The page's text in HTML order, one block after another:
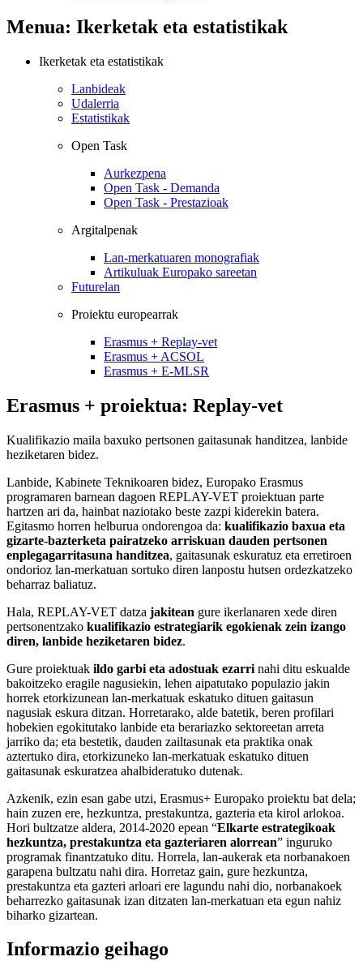
Menua: Ikerketak eta estatistikak
Ikerketak eta estatistikak
Lanbideak
Udalerria
Estatistikak
Open Task
Aurkezpena
Open Task - Demanda
Open Task - Prestazioak
Argitalpenak
Lan-merkatuaren monografiak
Artikuluak Europako sareetan
Futurelan
Proiektu europearrak
Erasmus + Replay-vet
Erasmus + ACSOL
Erasmus + E-MLSR
Erasmus + proiektua: Replay-vet
Kualifikazio maila baxuko pertsonen gaitasunak handitzea, lanbide
heziketaren bidez.
Lanbide, Kabinete Teknikoaren bidez, Europako Erasmus
programaren barnean dagoen REPLAY-VET proiektuan parte
hartzen ari da, hainbat naziotako beste zazpi kiderekin batera.
Egitasmo horren helburua ondorengoa da: kualifikazio baxua eta
gizarte-bazterketa pairatzeko arriskuan dauden pertsonen
enplegagarritasuna handitzea, gaitasunak eskuratuz eta erretiroen
ondorioz lan-merkatuan sortuko diren lanpostu hutsen ordezkatzeko
beharraz baliatuz.
Hala, REPLAY-VET datza jakitean gure ikerlanaren xede diren
pertsonentzako kualifikazio estrategiarik egokienak zein izango
diren, lanbide heziketaren bidez.
Gure proiektuak ildo garbi eta adostuak ezarri nahi ditu eskualde
bakoitzeko eragile nagusiekin, lehen aipatutako populazio jakin
horrek etorkizunean lan-merkatuak eskatuko dituen gaitasun
nagusiak eskura ditzan. Horretarako, alde batetik, beren profilari
hobekien egokitutako lanbide eta berariazko sektoreetan arreta
jarriko da; eta bestetik, dauden zailtasunak eta praktika onak
aztertuko dira, etorkizuneko lan-merkatuak eskatuko dituen
gaitasunak eskuratzea ahalbideratuko dutenak.
Azkenik, ezin esan gabe utzi, Erasmus+ Europako proiektu bat dela;
hain zuzen ere, hezkuntza, prestakuntza, gazteria eta kirol arlokoa.
Hori bultzatze aldera, 2014-2020 epean “Elkarte estrategikoak
hezkuntza, prestakuntza eta gazteriaren alorrean” inguruko
programak finantzatuko ditu. Horrela, lan-aukerak eta norbanakoen
garapena bultzatu nahi dira. Horretaz gain, gure hezkuntza,
prestakuntza eta gazteri arloari ere lagundu nahi dio, norbanakoek
beharrezko gaitasunak izan ditzaten lan-merkatuan eta egun nahiz
biharko gizartean.
Informazio geihago